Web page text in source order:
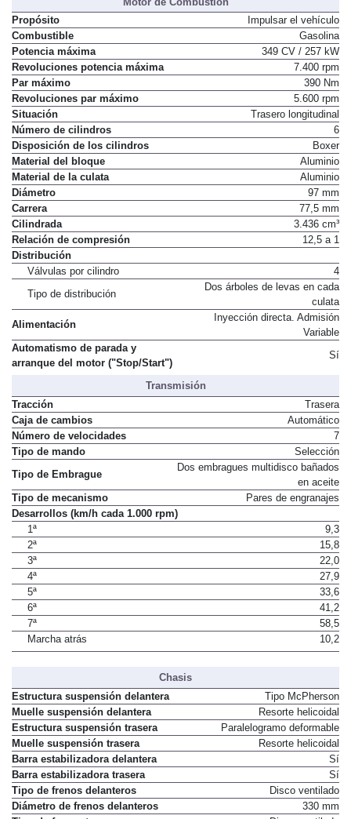
Propósito
Impulsar el vehículo
Combustible
Gasolina
Potencia máxima
349 CV / 257 kW
Revoluciones potencia máxima
7.400 rpm
Par máximo
390 Nm
Revoluciones par máximo
5.600 rpm
Situación
Trasero longitudinal
Número de cilindros
6
Disposición de los cilindros
Boxer
Material del bloque
Aluminio
Material de la culata
Aluminio
Diámetro
97 mm
Carrera
77,5 mm
Cilindrada
3.436 cm³
Relación de compresión
12,5 a 1
Distribución
Válvulas por cilindro
4
Tipo de distribución
Dos árboles de levas en cada
culata
Alimentación
Inyección directa. Admisión
Variable
Automatismo de parada y
arranque del motor ("Stop/Start")
Sí
Transmisión
Tracción
Trasera
Caja de cambios
Automático
Número de velocidades
7
Tipo de mando
Selección
Tipo de Embrague
Dos embragues multidisco bañados
en aceite
Tipo de mecanismo
Pares de engranajes
Desarrollos (km/h cada 1.000 rpm)
1ª
9,3
2ª
15,8
3ª
22,0
4ª
27,9
5ª
33,6
6ª
41,2
7ª
58,5
Marcha atrás
10,2
Chasis
Estructura suspensión delantera
Tipo McPherson
Muelle suspensión delantera
Resorte helicoidal
Estructura suspensión trasera
Paralelogramo deformable
Muelle suspensión trasera
Resorte helicoidal
Barra estabilizadora delantera
Sí
Barra estabilizadora trasera
Sí
Tipo de frenos delanteros
Disco ventilado
Diámetro de frenos delanteros
330 mm